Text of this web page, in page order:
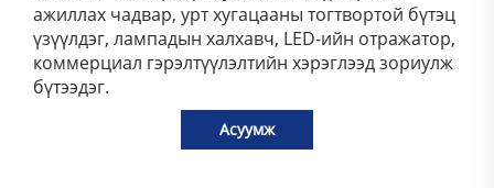
ажиллах чадвар, урт хугацааны тогтвортой бүтэц
үзүүлдэг, лампадын халхавч, LED-ийн отражатор,
коммерциал гэрэлтүүлэлтийн хэрэглээд зориулж
бүтээдэг.
Асуумж